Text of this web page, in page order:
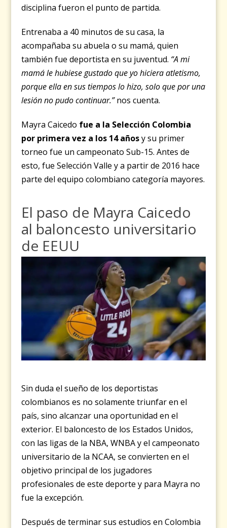
disciplina fueron el punto de partida.
Entrenaba a 40 minutos de su casa, la
acompañaba su abuela o su mamá, quien
también fue deportista en su juventud. “A mi
mamá le hubiese gustado que yo hiciera atletismo,
porque ella en sus tiempos lo hizo, solo que por una
lesión no pudo continuar.”nos cuenta.
Mayra Caicedo fue a la Selección Colombia
por primera vez a los 14 añosy su primer
torneo fue un campeonato Sub-15. Antes de
esto, fue Selección Valle y a partir de 2016 hace
parte del equipo colombiano categoría mayores.
El paso de Mayra Caicedo
al baloncesto universitario
de EEUU
Sin duda el sueño de los deportistas
colombianos es no solamente triunfar en el
país, sino alcanzar una oportunidad en el
exterior. El baloncesto de los Estados Unidos,
con las ligas de la NBA, WNBA y el campeonato
universitario de la NCAA, se convierten en el
objetivo principal de los jugadores
profesionales de este deporte y para Mayra no
fue la excepción.
Después de terminar sus estudios en Colombia